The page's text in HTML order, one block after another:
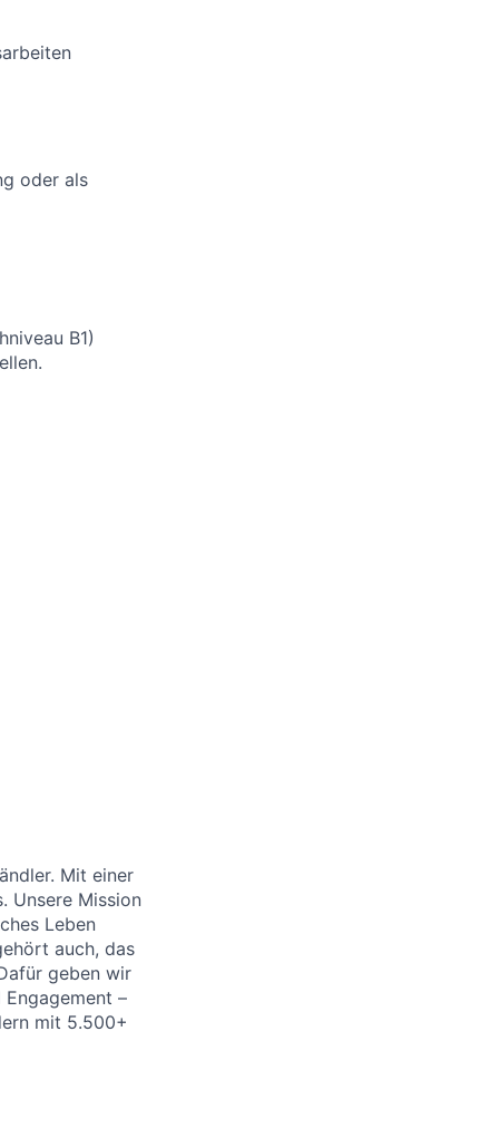
oder als
B1)
Mit einer
Unsere Mission
Leben
auch, das
geben wir
–
mit 5.500+